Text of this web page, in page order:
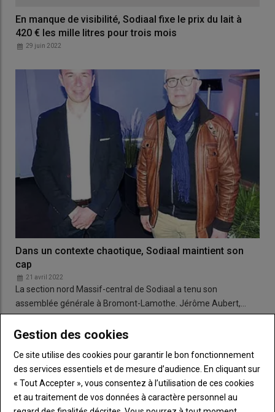
En manque de visibilité, Sodiaal fixe le prix du lait à
420 € les mille litres pour trois mois
29 juin 2022
Dans un contexte chaotique, Sodiaal maintient son
cap
21 avril 2022
La section nord Massif-central de Sodiaal a tenu son
assemblée générale à Bromont-Lamothe. Jérôme Aubert,…
Gestion des cookies
Ce site utilise des cookies pour garantir le bon fonctionnement
des services essentiels et de mesure d’audience. En cliquant sur
« Tout Accepter », vous consentez à l’utilisation de ces cookies
et au traitement de vos données à caractère personnel au